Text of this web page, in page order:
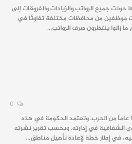
جميع الرواتب والزيادات والفروقات إلى
موظفين من محافظات مختلفة تفاوتًا في
زالوا ينتظرون صرف الرواتب…
تواصل الحكومة السورية تحركاتها لاستقطاب استثمارات عربية وأجنبية بهدف تمويل مشاريع إعادة الإعمار، في ظل الأضرار الواسعة التي خلفتها أكثر من 13 عاماً من الحرب. وتعتمد الحكومة في هذه
الشفافية في إدارته. وبحسب تقرير نشرته
في إطار خطة لإعادة تأهيل مناطق…